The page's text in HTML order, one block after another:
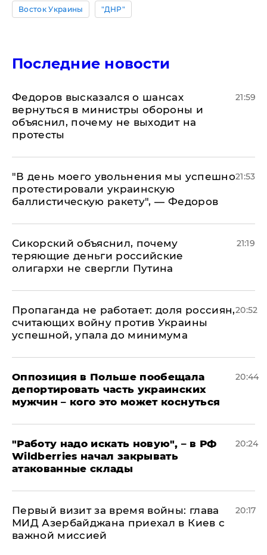
Восток Украины "ДНР"
Последние новости
Федоров высказался о шансах
вернуться в министры обороны и
объяснил, почему не выходит на
протесты
21:59
​"В день моего увольнения мы успешно
протестировали украинскую
баллистическую ракету", — Федоров
21:53
Сикорский объяснил, почему
теряющие деньги российские
олигархи не свергли Путина
21:19
​Пропаганда не работает: доля россиян,
считающих войну против Украины
успешной, упала до минимума
20:52
Оппозиция в Польше пообещала
депортировать часть украинских
мужчин – кого это может коснуться
20:44
"Работу надо искать новую", – в РФ
Wildberries начал закрывать
атакованные склады
20:24
Первый визит за время войны: глава
МИД Азербайджана приехал в Киев с
важной миссией
20:17